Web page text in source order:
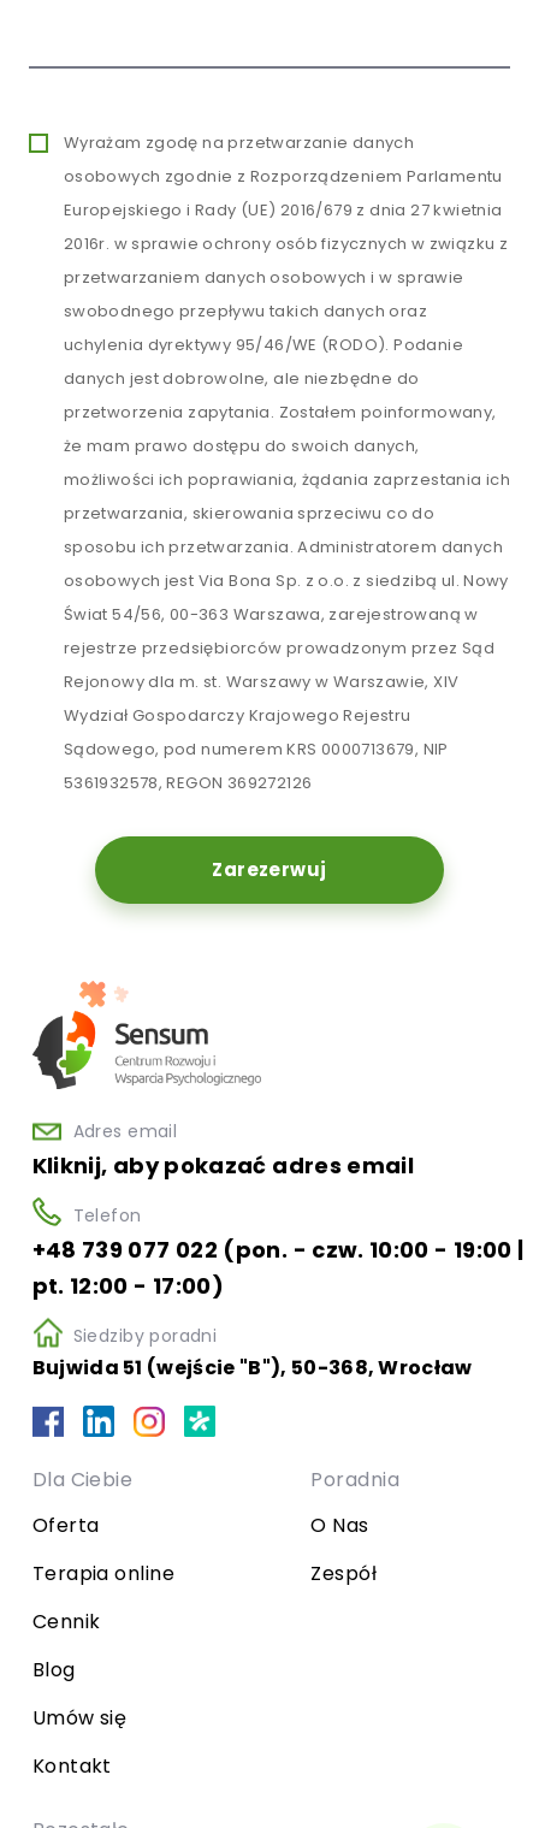
Wyrażam zgodę na przetwarzanie danych
osobowych zgodnie z Rozporządzeniem Parlamentu
Europejskiego i Rady (UE) 2016/679 z dnia 27 kwietnia
2016r. w sprawie ochrony osób fizycznych w związku z
przetwarzaniem danych osobowych i w sprawie
swobodnego przepływu takich danych oraz
uchylenia dyrektywy 95/46/WE (RODO). Podanie
danych jest dobrowolne, ale niezbędne do
przetworzenia zapytania. Zostałem poinformowany,
że mam prawo dostępu do swoich danych,
możliwości ich poprawiania, żądania zaprzestania ich
przetwarzania, skierowania sprzeciwu co do
sposobu ich przetwarzania. Administratorem danych
osobowych jest Via Bona Sp. z o.o. z siedzibą ul. Nowy
Świat 54/56, 00-363 Warszawa, zarejestrowaną w
rejestrze przedsiębiorców prowadzonym przez Sąd
Rejonowy dla m. st. Warszawy w Warszawie, XIV
Wydział Gospodarczy Krajowego Rejestru
Sądowego, pod numerem KRS 0000713679, NIP
5361932578, REGON 369272126
Zarezerwuj
Adres email
Kliknij, aby pokazać adres email
Telefon
+48 739 077 022 (pon. - czw. 10:00 - 19:00 |
pt. 12:00 - 17:00)
Siedziby poradni
Bujwida 51 (wejście "B"), 50-368, Wrocław
Dla Ciebie
Oferta
Terapia online
Cennik
Blog
Umów się
Kontakt
Poradnia
O Nas
Zespół